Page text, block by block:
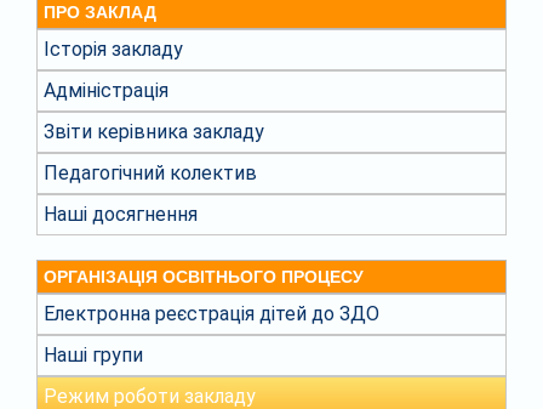
ПРО ЗАКЛАД
Історія закладу
Адміністрація
Звіти керівника закладу
Педагогічний колектив
Наші досягнення
ОРГАНІЗАЦІЯ ОСВІТНЬОГО ПРОЦЕСУ
Електронна реєстрація дітей до ЗДО
Наші групи
Режим роботи закладу